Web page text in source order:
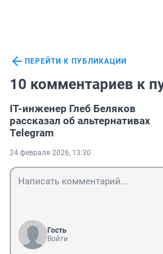
ПЕРЕЙТИ К ПУБЛИКАЦИИ
10 комментариев к
IT-инженер Глеб Беляков
рассказал об альтернативах
Telegram
24 февраля 2026, 13:30
Гость
Войти